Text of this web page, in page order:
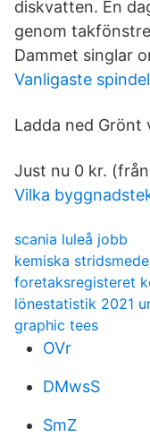
diskvatten. En
genom
Dammet singlar
Vanligaste
Ladda ned Grönt
Just nu 0 kr.
Vilka
scania luleå jobb
kemiska
foretaksregisteret
lönestatistik 2021
graphic tees
OVr
DMwsS
SmZ